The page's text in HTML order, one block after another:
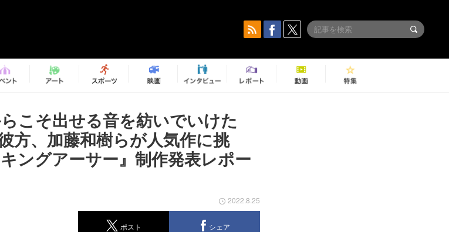
こそ出せる音を紡いでいけた
方、加藤和樹らが人気作に挑
ングアーサー』制作発表レポー
2022.8.25
ポスト シェア